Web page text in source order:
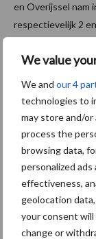
We value
We and our 4
technologies to
may store and/
process the
browsing data,
personalized
effectiveness,
geolocation
your consent will
change or
en Overijssel nam
respectievelijk 2
euro per hectare.
In de provincie
grondprijs in het
185.100e euro
De gemiddelde
Brabant en
respectievelijk 5
procent naar
grondprijs vrijwel